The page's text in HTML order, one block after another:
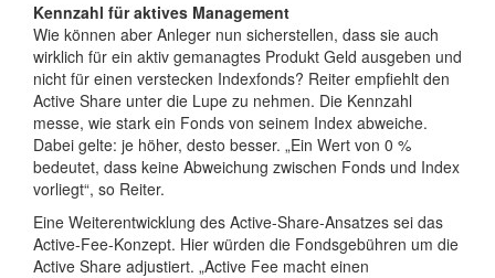
Kennzahl für aktives Management
Wie können aber Anleger nun sicherstellen, dass sie auch
wirklich für ein aktiv gemanagtes Produkt Geld ausgeben und
nicht für einen verstecken Indexfonds? Reiter empfiehlt den
Active Share unter die Lupe zu nehmen. Die Kennzahl
messe, wie stark ein Fonds von seinem Index abweiche.
Dabei gelte: je höher, desto besser. „Ein Wert von 0 %
bedeutet, dass keine Abweichung zwischen Fonds und Index
vorliegt“, so Reiter.
Eine Weiterentwicklung des Active-Share-Ansatzes sei das
Active-Fee-Konzept. Hier würden die Fondsgebühren um die
Active Share adjustiert. „Active Fee macht einen